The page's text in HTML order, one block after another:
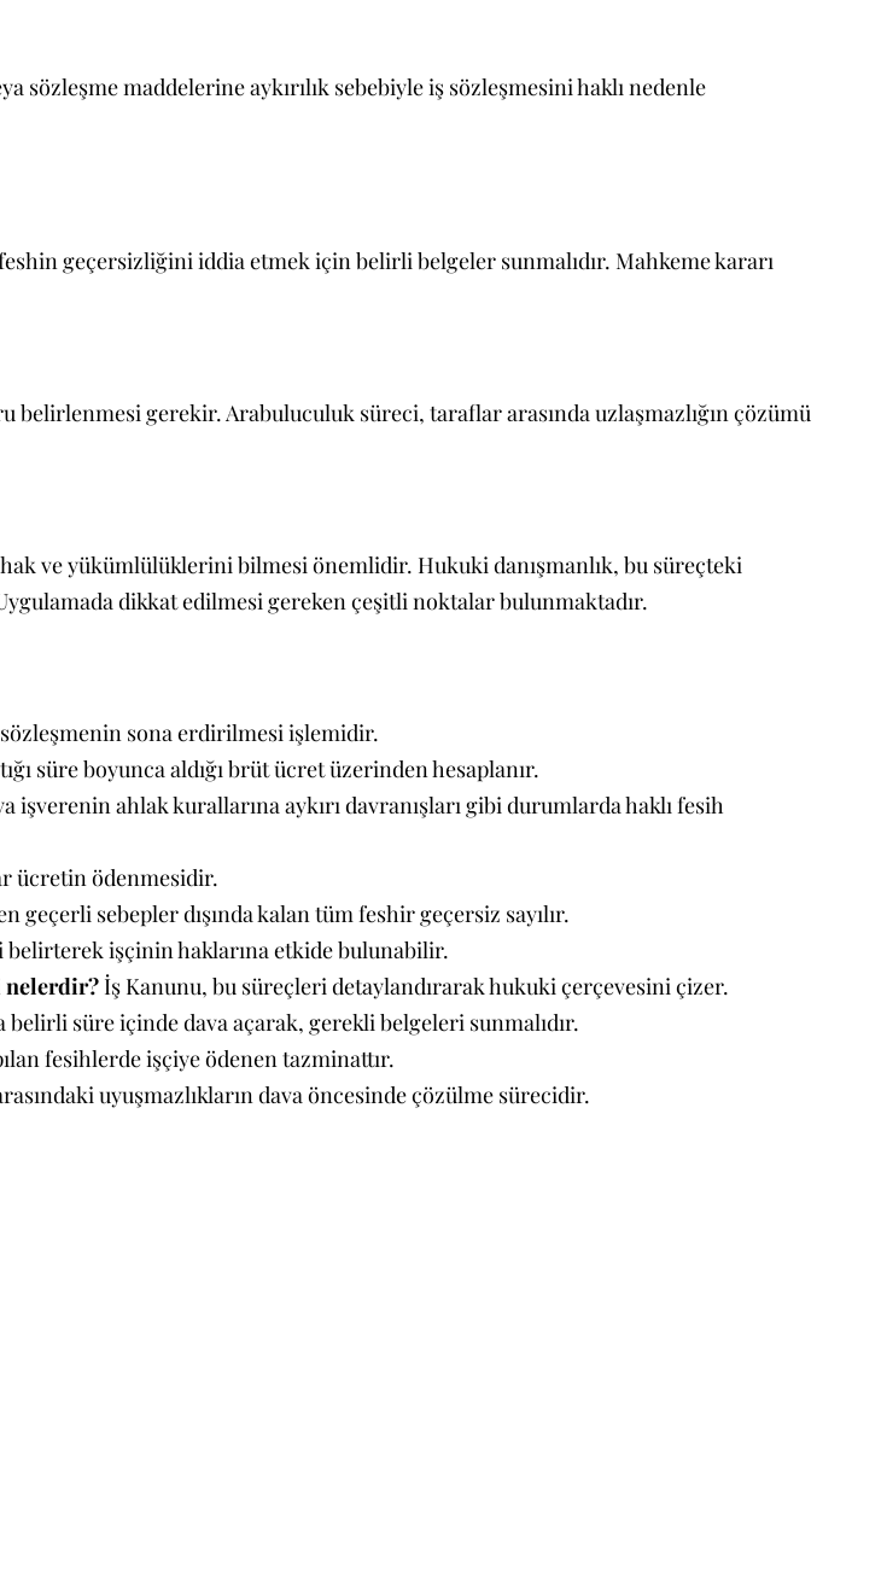
sözleşme maddelerine aykırılık sebebiyle iş sözleşmesini haklı nedenle
geçersizliğini iddia etmek için belirli belgeler sunmalıdır. Mahkeme kararı
belirlenmesi gerekir. Arabuluculuk süreci, taraflar arasında uzlaşmazlığın çözümü
ve yükümlülüklerini bilmesi önemlidir. Hukuki danışmanlık, bu süreçteki
dikkat edilmesi gereken çeşitli noktalar bulunmaktadır.
sona erdirilmesi işlemidir.
süre boyunca aldığı brüt ücret üzerinden hesaplanır.
işverenin ahlak kurallarına aykırı davranışları gibi durumlarda haklı fesih
ücretin ödenmesidir.
geçerli sebepler dışında kalan tüm feshir geçersiz sayılır.
belirterek işçinin haklarına etkide bulunabilir.
nelerdir? İş Kanunu, bu süreçleri detaylandırarak hukuki çerçevesini çizer.
belirli süre içinde dava açarak, gerekli belgeleri sunmalıdır.
fesihlerde işçiye ödenen tazminattır.
uyuşmazlıkların dava öncesinde çözülme sürecidir.